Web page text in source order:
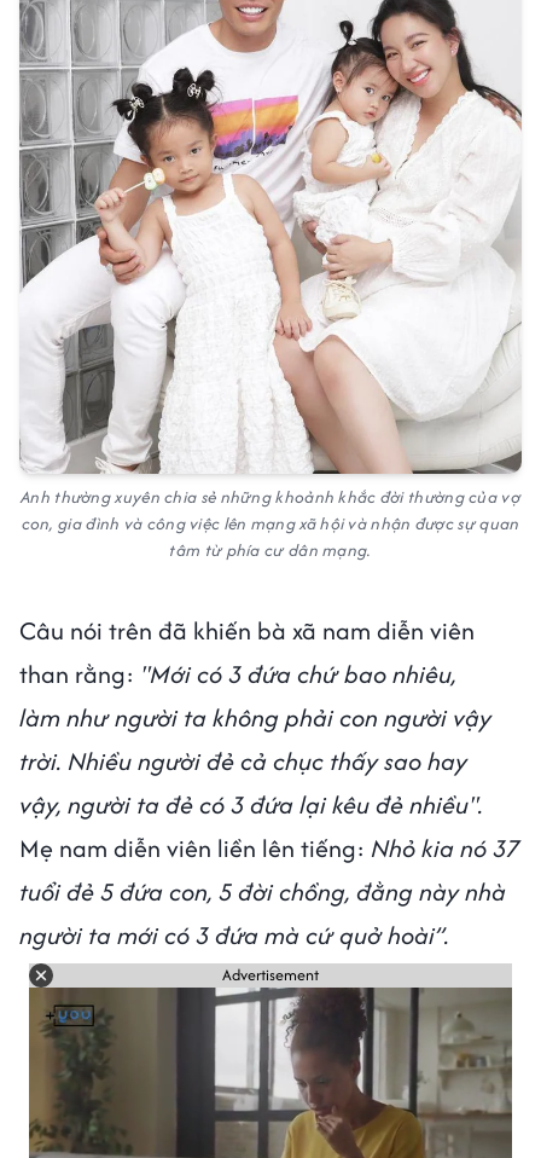
Anh thường xuyên chia sẻ những khoảnh khắc đời thường của vợ
con, gia đình và công việc lên mạng xã hội và nhận được sự quan
tâm từ phía cư dân mạng.
Câu nói trên đã khiến bà xã nam diễn viên
than rằng: "Mới có 3 đứa chứ bao nhiêu,
làm như người ta không phải con người vậy
trời. Nhiều người đẻ cả chục thấy sao hay
vậy, người ta đẻ có 3 đứa lại kêu đẻ nhiều".
Mẹ nam diễn viên liền lên tiếng: Nhỏ kia nó 37
tuổi đẻ 5 đứa con, 5 đời chồng, đằng này nhà
người ta mới có 3 đứa mà cứ quở hoài”.
Advertisement